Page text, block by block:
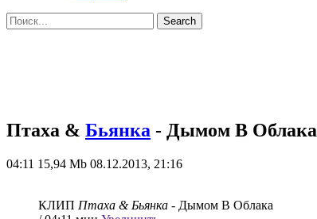
Птаха & Бьянка - Дымом В Облака
04:11 15,94 Mb 08.12.2013, 21:16
КЛИП Птаха & Бьянка - Дымом В Облака